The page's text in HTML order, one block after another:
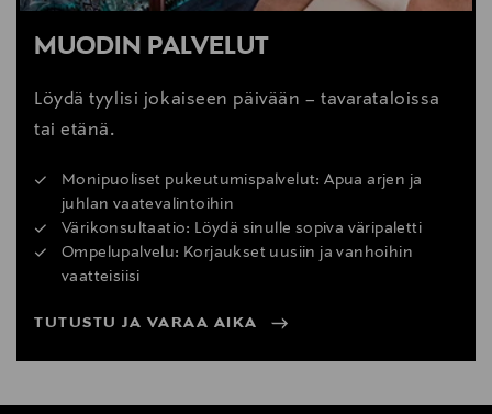
MUODIN PALVELUT
Löydä tyylisi jokaiseen päivään – tavarataloissa
tai etänä.
Monipuoliset pukeutumispalvelut: Apua arjen ja
juhlan vaatevalintoihin
Värikonsultaatio: Löydä sinulle sopiva väripaletti
Ompelupalvelu: Korjaukset uusiin ja vanhoihin
vaatteisiisi
TUTUSTU JA VARAA AIKA